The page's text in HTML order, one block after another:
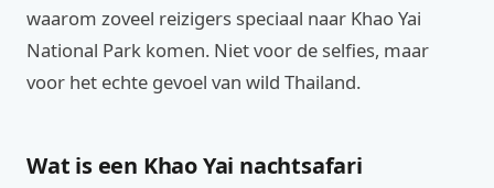
waarom zoveel reizigers speciaal naar Khao Yai
National Park komen. Niet voor de selfies, maar
voor het echte gevoel van wild Thailand.
Wat is een Khao Yai nachtsafari